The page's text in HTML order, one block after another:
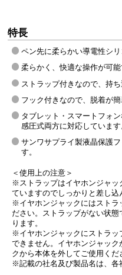
特長
ペン先に柔らかい導電性シ
柔らかく、快適な操作が可能
ストラップ付きなので、持ち
フック付きなので、脱着が簡
タブレット・スマートフォ
感圧式両方に対応しています
サンワサプライ製液晶保護
す。
＜使用上の注意＞
※ストラップはイヤホンジャッ
ていますのでしっかりと差し込
※イヤホンジャックにはストラ
ださい。ストラップがない状
ります。
※イヤホンジャックにストラッ
できません。イヤホンジャッ
クから本体を外してご使用くだ
※記載の社名及び製品名は、各